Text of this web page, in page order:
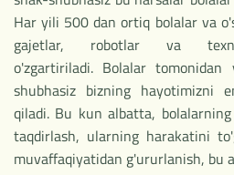
Har yili 500 dan ortiq bolalar va
gajetlar, robotlar va
o'zgartiriladi. Bolalar
shubhasiz bizning hayotimizni
qiladi. Bu kun albatta,
taqdirlash, ularning harakatini
muvaffaqiyatidan g'ururlanish, bu